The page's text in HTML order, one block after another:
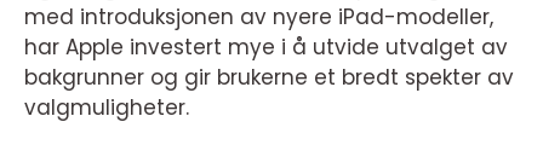
med introduksjonen av nyere iPad-modeller,
har Apple investert mye i å utvide utvalget av
bakgrunner og gir brukerne et bredt spekter av
valgmuligheter.